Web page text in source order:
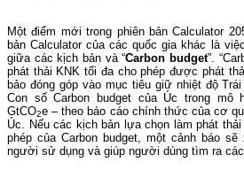
Một điểm mới trong phiên bản Calculator
bản Calculator của các quốc gia khác là
giữa các kịch bản và “Carbon budget”.
phát thải KNK tối đa cho phép được phát
bảo đóng góp vào mục tiêu giữ nhiệt độ
Con số Carbon budget của Úc trong mô
GtCO2e – theo báo cáo chính thức của cơ
Úc. Nếu các kịch bản lựa chọn làm phát
phép của Carbon budget, một cảnh báo
người sử dụng và giúp người dùng tìm ra